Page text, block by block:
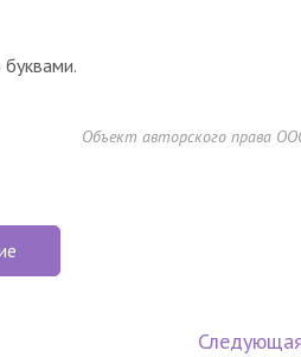
Объект авторского права